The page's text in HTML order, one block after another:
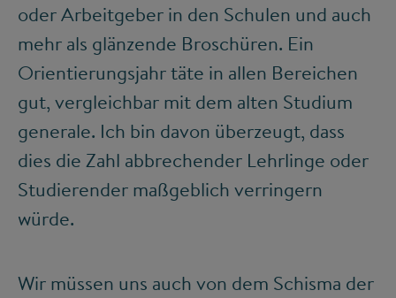
oder Arbeitgeber in den Schulen und auch
mehr als glänzende Broschüren. Ein
Orientierungsjahr täte in allen Bereichen
gut, vergleichbar mit dem alten Studium
generale. Ich bin davon überzeugt, dass
dies die Zahl abbrechender Lehrlinge oder
Studierender maßgeblich verringern
würde.
Wir müssen uns auch von dem Schisma der